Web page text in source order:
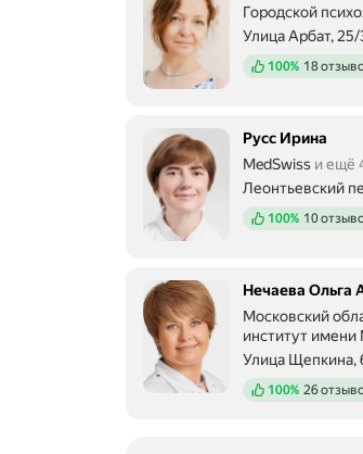
Городской
Улица Арбат,
Метро м.
Положительных
100% 18
Русс Ирина
MedSwiss и ещё
Леонтьевский
Метро м.
Положительных
100% 10
Нечаева Ольга
Московский
институт
Улица Щепкина,
Метро м.
Положительных
100% 26